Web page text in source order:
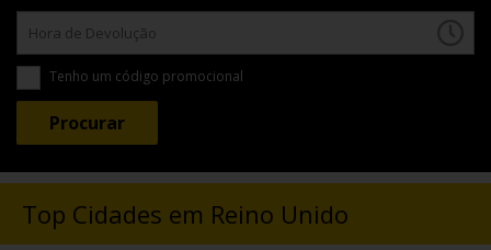
Tenho um código promocional
Top Cidades em Reino Unido